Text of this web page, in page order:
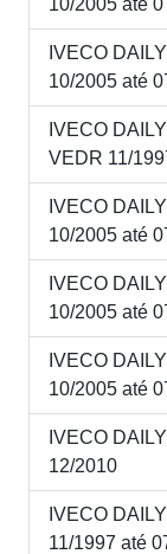
IVECO
10/2005 até
IVECO
VEDR 11/
IVECO
10/2005 até
IVECO
10/2005 até
IVECO
10/2005 até
IVECO
12/2010
IVECO
11/1997 até